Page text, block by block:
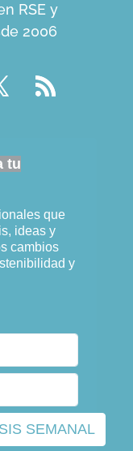
RSE y
2006
tu
que
ideas y
cambios
y